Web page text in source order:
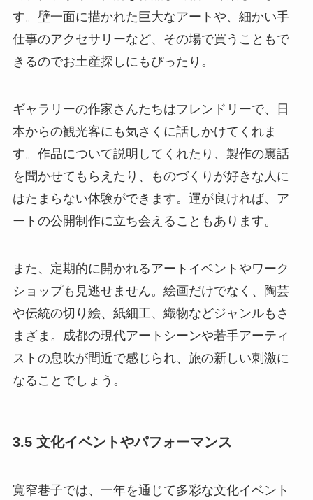
す。壁一面に描かれた巨大なアートや、細かい手
仕事のアクセサリーなど、その場で買うこともで
きるのでお土産探しにもぴったり。
ギャラリーの作家さんたちはフレンドリーで、日
本からの観光客にも気さくに話しかけてくれま
す。作品について説明してくれたり、製作の裏話
を聞かせてもらえたり、ものづくりが好きな人に
はたまらない体験ができます。運が良ければ、ア
ートの公開制作に立ち会えることもあります。
また、定期的に開かれるアートイベントやワーク
ショップも見逃せません。絵画だけでなく、陶芸
や伝統の切り絵、紙細工、織物などジャンルもさ
まざま。成都の現代アートシーンや若手アーティ
ストの息吹が間近で感じられ、旅の新しい刺激に
なることでしょう。
3.5 文化イベントやパフォーマンス
寬窄巷子では、一年を通じて多彩な文化イベント